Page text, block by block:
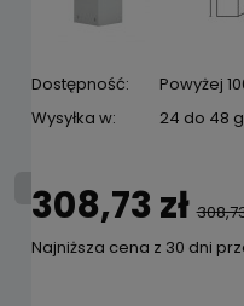
Dostępność:
Powyżej
Wysyłka w:
24 do 48
308,73 zł
Najniższa cena z 30 dni